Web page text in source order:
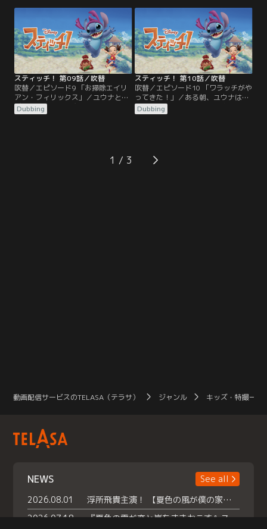
に、ジャンバ博士とプリークリーも
加わって、タマゴをめぐって四人は
大騒動。そこへ帰ってきたオバアが
森のものは、森へ返すべき、と強く
諭す。あきらめてタマゴを返しに向
かう二人だったが…。
戻ったユウナは「カメラ探しはイイ
コト」とスティッチを誘うが、出て
きたのは古いカメラだけ。困った二
人はジャンバ博士の研究所を訪れ、
そこに置かれたカメラを黙って持ち
出してしまう。
スティッチ！ 第09話／吹替
吹替／エピソード9 「お掃除エイリ
アン・フィリックス」／ユウナと遊
びたくて宿題の邪魔をするスティッ
チは、部屋を散らかして怒られる。
イ好きなイトコのエイリアン、フィ
リックスを呼び寄せる。期待通りも
Dubbing
スティッチ！ 第10話／吹替
吹替／エピソード10 「ワラッチがや
ってきた！」／ある朝、ユウナは目
を覚ますと、なんとも変な寝相で変
な髪型になって寝かされていた。ス
張本人を捕まえた二人だが、それが
ワラッチと知って大喜び。ワラッチ
Dubbing
1
動画配信サービスのTELASA（テラサ） ジャンル キッズ・特撮一覧
NEWS
See all
2026.08.01
浮所飛貴主演！ 【夏色の風が僕の家にやってきた】 本日よりテラサで独占配信スタート！
2026.07.18
『夏色の雲が恋と嵐をまきおこす』スペシャルメイキング 【Part1】2026年７月18日（土）23時30分～配信スタート！話題のシーンの裏側を大公開！豪華キャスト大集合！ 『武宮家 真夏の家族会議』開催！